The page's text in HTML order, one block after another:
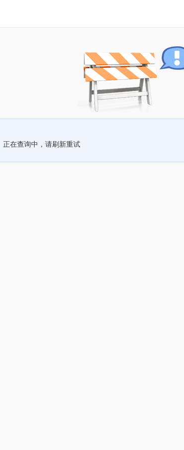
正在查询中，请刷新重试